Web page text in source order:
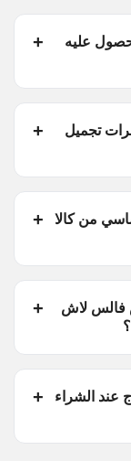
عليه
تجميل
من كالا
فالس لاش
عند الشراء